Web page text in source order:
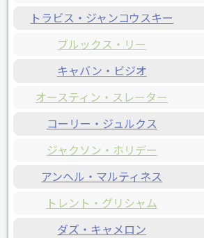
トラビス・ジャンコウスキー
ブルックス・リー
キャバン・ビジオ
オースティン・スレーター
コーリー・ジュルクス
ジャクソン・ホリデー
アンヘル・マルティネス
トレント・グリシャム
ダズ・キャメロン